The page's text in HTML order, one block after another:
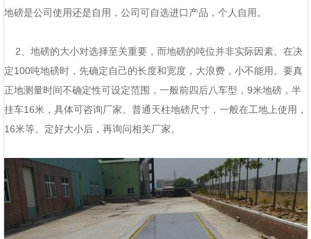
地磅是公司使用还是自用，公司可自选进口产品，个人自用。
2、地磅的大小对选择至关重要，而地磅的吨位并非实际因素。在决
定100吨地磅时，先确定自己的长度和宽度，大浪费，小不能用。要真
正地测量时间不确定性可设定范围，一般前四后八车型，9米地磅，半
挂车16米，具体可咨询厂家。普通天柱地磅尺寸，一般在工地上使用，
16米等。定好大小后，再询问相关厂家。